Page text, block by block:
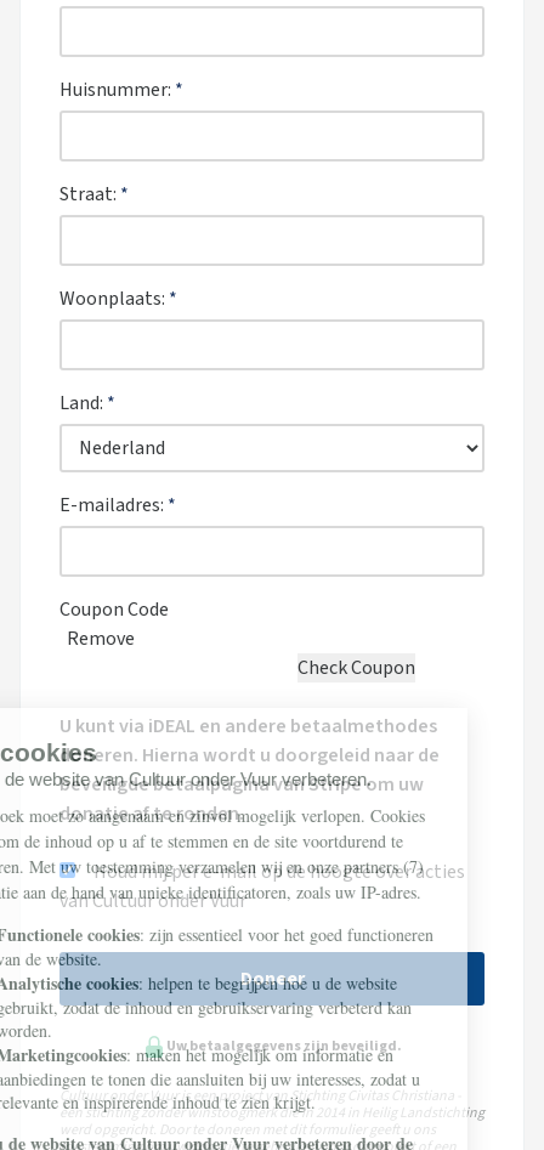
Huisnummer: *
Straat: *
Woonplaats: *
Land: *
E-mailadres: *
Coupon Code
Remove
U kunt via iDEAL en andere betaalmethodes
doneren. Hierna wordt u doorgeleid naar de
beveiligde betaalpagina van Stripe om uw
donatie af te ronden.
Houd mij per e-mail op de hoogte over acties
van Cultuur onder Vuur
Doneer
Uw betaalgegevens zijn beveiligd.
Cultuur onder Vuur is een project van Stichting Civitas Christiana -
een stichting zonder winstoogmerk die in 2014 in Heilig Landstichting
werd opgericht. Door te doneren met dit formulier geeft u ons